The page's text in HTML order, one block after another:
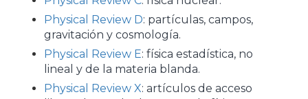
Physical Review D: partículas, campos,
gravitación y cosmología.
Physical Review E: física estadística, no
lineal y de la materia blanda.
Physical Review X: artículos de acceso